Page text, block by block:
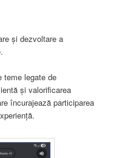
și dezvoltare a
teme legate de
și valorificarea
încurajează participarea